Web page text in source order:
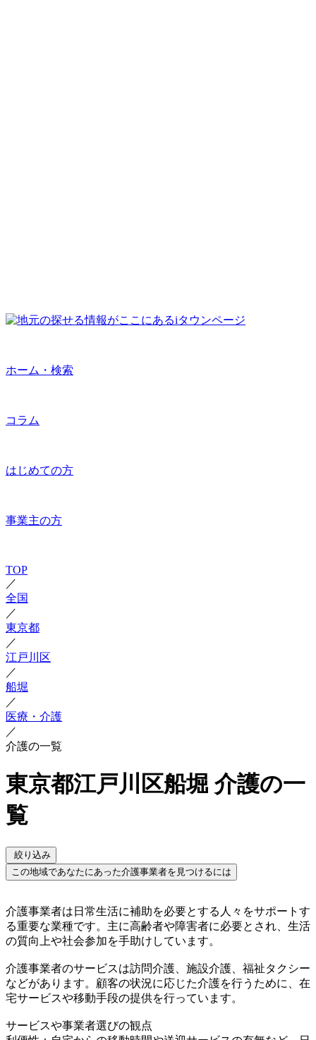
ホーム・検索
コラム
はじめての方
事業主の方
TOP
／
全国
／
東京都
／
江戸川区
／
船堀
／
医療・介護
／
介護の一覧
東京都江戸川区船堀 介護の一
覧
絞り込み
この地域であなたにあった介護事業者を見つけるには
介護事業者は日常生活に補助を必要とする人々をサポートす
る重要な業種です。主に高齢者や障害者に必要とされ、生活
の質向上や社会参加を手助けしています。
介護事業者のサービスは訪問介護、施設介護、福祉タクシー
などがあります。顧客の状況に応じた介護を行うために、在
宅サービスや移動手段の提供を行っています。
サービスや事業者選びの観点